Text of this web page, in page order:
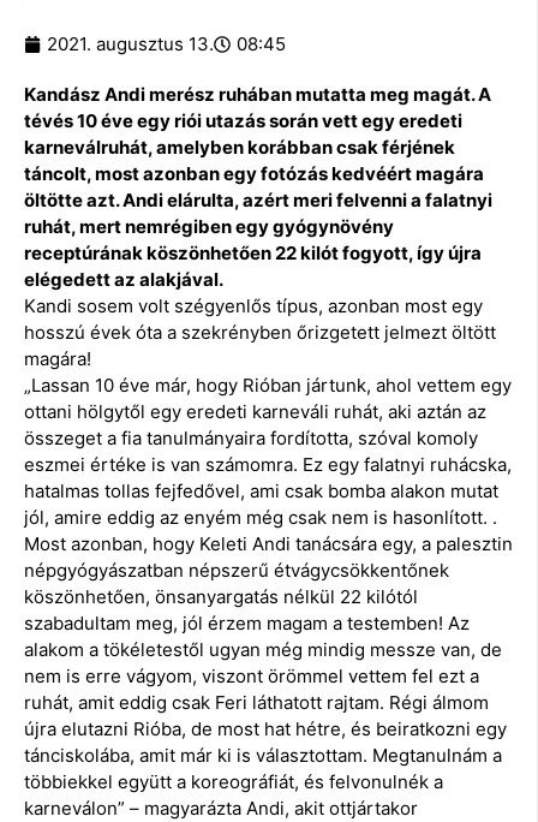
2021. augusztus 13. 08:45
Kandász Andi merész ruhában mutatta meg magát. A
tévés 10 éve egy riói utazás során vett egy eredeti
karneválruhát, amelyben korábban csak férjének
táncolt, most azonban egy fotózás kedvéért magára
öltötte azt. Andi elárulta, azért meri felvenni a falatnyi
ruhát, mert nemrégiben egy gyógynövény
receptúrának köszönhetően 22 kilót fogyott, így újra
elégedett az alakjával.
Kandi sosem volt szégyenlős típus, azonban most egy
hosszú évek óta a szekrényben őrizgetett jelmezt öltött
magára!
„Lassan 10 éve már, hogy Rióban jártunk, ahol vettem egy
ottani hölgytől egy eredeti karneváli ruhát, aki aztán az
összeget a fia tanulmányaira fordította, szóval komoly
eszmei értéke is van számomra. Ez egy falatnyi ruhácska,
hatalmas tollas fejfedővel, ami csak bomba alakon mutat
jól, amire eddig az enyém még csak nem is hasonlított. .
Most azonban, hogy Keleti Andi tanácsára egy, a palesztin
népgyógyászatban népszerű étvágycsökkentőnek
köszönhetően, önsanyargatás nélkül 22 kilótól
szabadultam meg, jól érzem magam a testemben! Az
alakom a tökéletestől ugyan még mindig messze van, de
nem is erre vágyom, viszont örömmel vettem fel ezt a
ruhát, amit eddig csak Feri láthatott rajtam. Régi álmom
újra elutazni Rióba, de most hat hétre, és beiratkozni egy
tánciskolába, amit már ki is választottam. Megtanulnám a
többiekkel együtt a koreográfiát, és felvonulnék a
karneválon” – magyarázta Andi, akit ottjártakor